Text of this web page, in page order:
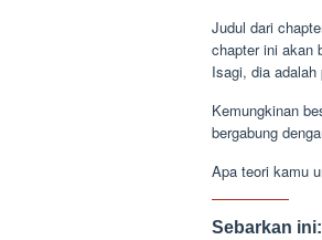
Judul dari
chapter ini akan
Isagi, dia
Kemungkinan
bergabung
Apa teori kamu
Sebarkan ini: